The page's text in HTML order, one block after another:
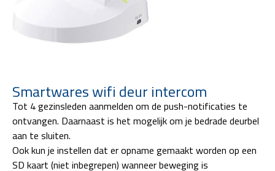
Smartwares wifi deur intercom
Tot 4 gezinsleden aanmelden om de push-notificaties te
ontvangen. Daarnaast is het mogelijk om je bedrade deurbel
aan te sluiten.
Ook kun je instellen dat er opname gemaakt worden op een
SD kaart (niet inbegrepen) wanneer beweging is